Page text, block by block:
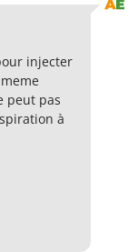
injecter
peut pas
à